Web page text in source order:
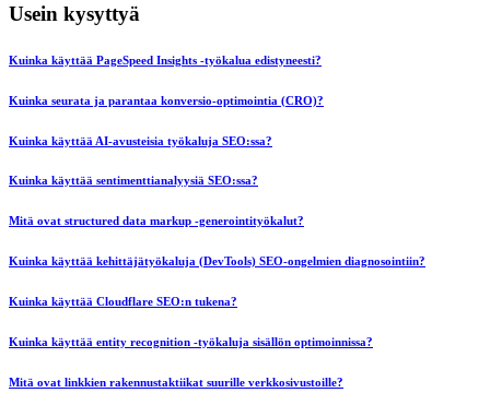
Usein kysyttyä
Kuinka käyttää PageSpeed Insights -työkalua edistyneesti?
Kuinka seurata ja parantaa konversio-optimointia (CRO)?
Kuinka käyttää AI-avusteisia työkaluja SEO:ssa?
Kuinka käyttää sentimenttianalyysiä SEO:ssa?
Mitä ovat structured data markup -generointityökalut?
Kuinka käyttää kehittäjätyökaluja (DevTools) SEO-ongelmien diagnosointiin?
Kuinka käyttää Cloudflare SEO:n tukena?
Kuinka käyttää entity recognition -työkaluja sisällön optimoinnissa?
Mitä ovat linkkien rakennustaktiikat suurille verkkosivustoille?